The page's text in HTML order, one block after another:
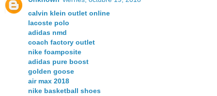
calvin klein outlet online
lacoste polo
adidas nmd
coach factory outlet
nike foamposite
adidas pure boost
golden goose
air max 2018
nike basketball shoes